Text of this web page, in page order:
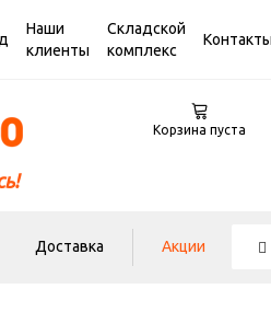
Наши
клиенты
Складской
комплекс
Корзина пуста
Доставка Акции